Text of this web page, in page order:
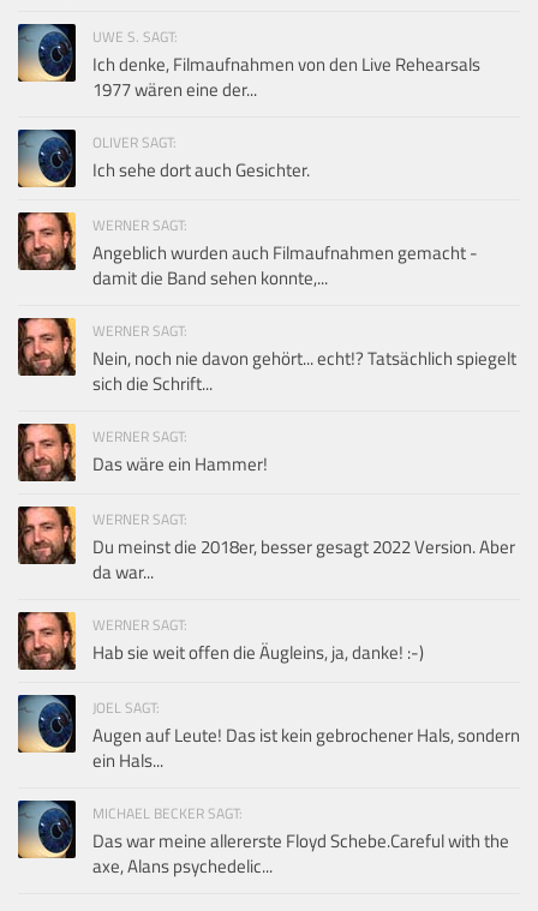
UWE S. SAGT:
Ich denke, Filmaufnahmen von den Live Rehearsals
1977 wären eine der...
OLIVER SAGT:
Ich sehe dort auch Gesichter.
WERNER SAGT:
Angeblich wurden auch Filmaufnahmen gemacht -
damit die Band sehen konnte,...
WERNER SAGT:
Nein, noch nie davon gehört... echt!? Tatsächlich spiegelt
sich die Schrift...
WERNER SAGT:
Das wäre ein Hammer!
WERNER SAGT:
Du meinst die 2018er, besser gesagt 2022 Version. Aber
da war...
WERNER SAGT:
Hab sie weit offen die Äugleins, ja, danke! :-)
JOEL SAGT:
Augen auf Leute! Das ist kein gebrochener Hals, sondern
ein Hals...
MICHAEL BECKER SAGT:
Das war meine allererste Floyd Schebe.Careful with the
axe, Alans psychedelic...